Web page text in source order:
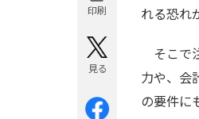
印刷する
見る
れる恐れ
そこで
力や、会
の要件に